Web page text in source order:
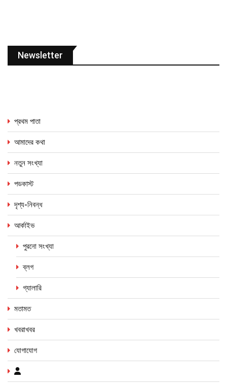
Newsletter
প্রথম পাতা
আমাদের কথা
নতুন সংখ্যা
পডকাস্ট
দৃশ্য-নিবন্ধ
আর্কাইভ
পুরনো সংখ্যা
ব্লগ
গ্যালারি
মতামত
খবরাখবর
যোগাযোগ